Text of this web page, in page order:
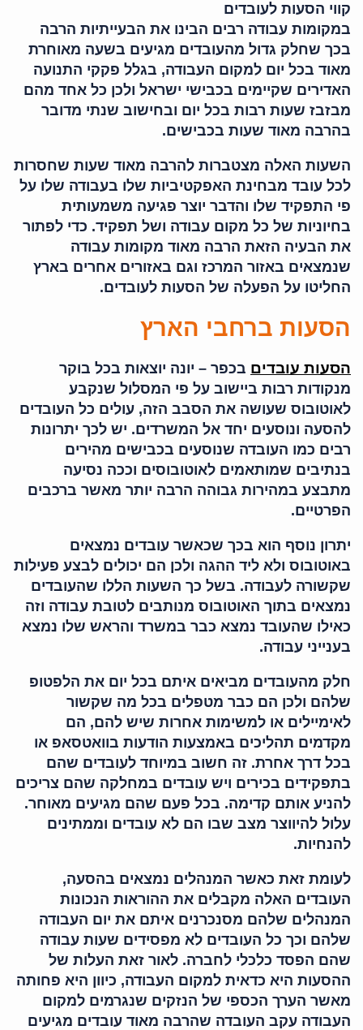
קווי הסעות לעובדים
במקומות עבודה רבים הבינו את הבעייתיות הרבה
בכך שחלק גדול מהעובדים מגיעים בשעה מאוחרת
מאוד בכל יום למקום העבודה, בגלל פקקי התנועה
האדירים שקיימים בכבישי ישראל ולכן כל אחד מהם
מבזבז שעות רבות בכל יום ובחישוב שנתי מדובר
בהרבה מאוד שעות בכבישים.
השעות האלה מצטברות להרבה מאוד שעות שחסרות
לכל עובד מבחינת האפקטיביות שלו בעבודה שלו על
פי התפקיד שלו והדבר יוצר פגיעה משמעותית
בחיוניות של כל מקום עבודה ושל תפקיד. כדי לפתור
את הבעיה הזאת הרבה מאוד מקומות עבודה
שנמצאים באזור המרכז וגם באזורים אחרים בארץ
החליטו על הפעלה של הסעות לעובדים.
הסעות ברחבי הארץ
הסעות עובדים בכפר – יונה יוצאות בכל בוקר
מנקודות רבות ביישוב על פי המסלול שנקבע
לאוטובוס שעושה את הסבב הזה, עולים כל העובדים
להסעה ונוסעים יחד אל המשרדים. יש לכך יתרונות
רבים כמו העובדה שנוסעים בכבישים מהירים
בנתיבים שמותאמים לאוטובוסים וככה נסיעה
מתבצע במהירות גבוהה הרבה יותר מאשר ברכבים
הפרטיים.
יתרון נוסף הוא בכך שכאשר עובדים נמצאים
באוטובוס ולא ליד ההגה ולכן הם יכולים לבצע פעילות
שקשורה לעבודה. בשל כך השעות הללו שהעובדים
נמצאים בתוך האוטובוס מנותבים לטובת עבודה וזה
כאילו שהעובד נמצא כבר במשרד והראש שלו נמצא
בענייני עבודה.
חלק מהעובדים מביאים איתם בכל יום את הלפטופ
שלהם ולכן הם כבר מטפלים בכל מה שקשור
לאימיילים או למשימות אחרות שיש להם, הם
מקדמים תהליכים באמצעות הודעות בוואטסאפ או
בכל דרך אחרת. זה חשוב במיוחד לעובדים שהם
בתפקידים בכירים ויש עובדים במחלקה שהם צריכים
להניע אותם קדימה. בכל פעם שהם מגיעים מאוחר.
עלול להיווצר מצב שבו הם לא עובדים וממתינים
להנחיות.
לעומת זאת כאשר המנהלים נמצאים בהסעה,
העובדים האלה מקבלים את ההוראות הנכונות
המנהלים שלהם מסנכרנים איתם את יום העבודה
שלהם וכך כל העובדים לא מפסידים שעות עבודה
שהם הפסד כלכלי לחברה. לאור זאת העלות של
ההסעות היא כדאית למקום העבודה, כיוון היא פחותה
מאשר הערך הכספי של הנזקים שנגרמים למקום
העבודה עקב העובדה שהרבה מאוד עובדים מגיעים